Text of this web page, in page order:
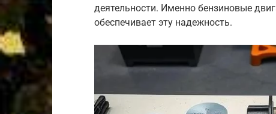
деятельности. Именно бензиновые
обеспечивает эту надежность.